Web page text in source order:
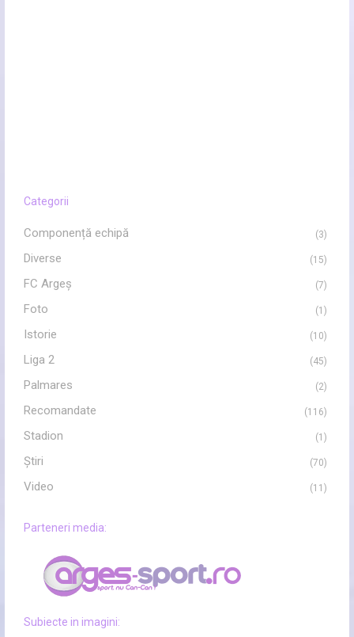
Categorii
Componență echipă (3)
Diverse (15)
FC Argeș (7)
Foto (1)
Istorie (10)
Liga 2 (45)
Palmares (2)
Recomandate (116)
Stadion (1)
Ştiri (70)
Video (11)
Parteneri media:
Subiecte in imagini: